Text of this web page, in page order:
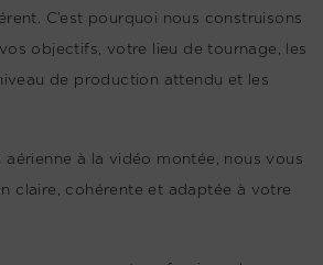
C’est pourquoi nous construisons
objectifs, votre lieu de tournage, les
de production attendu et les
à la vidéo montée, nous vous
claire, cohérente et adaptée à votre